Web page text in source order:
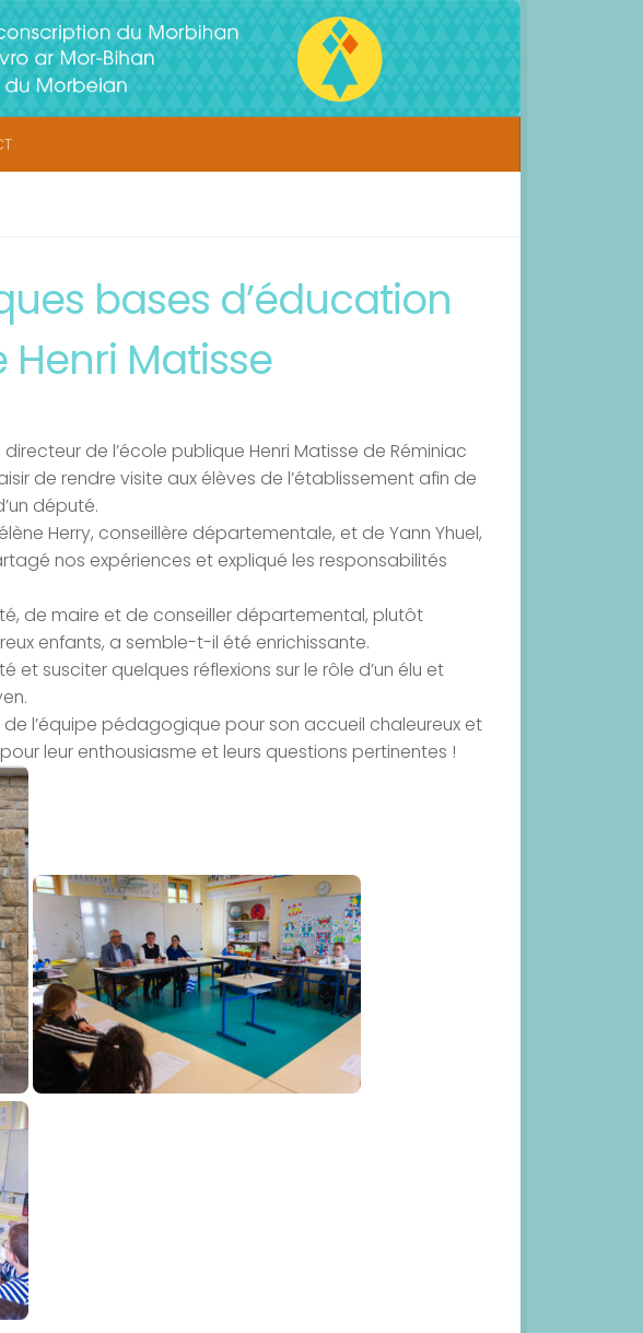
bases d’éducation
Henri Matisse
de l’école publique Henri Matisse de Réminiac
de rendre visite aux élèves de l’établissement afin de
député.
Herry, conseillère départementale, et de Yann Yhuel,
nos expériences et expliqué les responsabilités
de maire et de conseiller départemental, plutôt
enfants, a semble-t-il été enrichissante.
et susciter quelques réflexions sur le rôle d’un élu et
de l’équipe pédagogique pour son accueil chaleureux et
leur enthousiasme et leurs questions pertinentes !